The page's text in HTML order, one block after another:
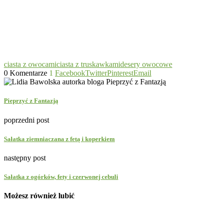
ciasta z owocamiciasta z truskawkamidesery owocowe
0 Komentarze 1 FacebookTwitterPinterestEmail
Pieprzyć z Fantazją
poprzedni post
Sałatka ziemniaczana z fetą i koperkiem
następny post
Sałatka z ogórków, fety i czerwonej cebuli
Możesz również lubić